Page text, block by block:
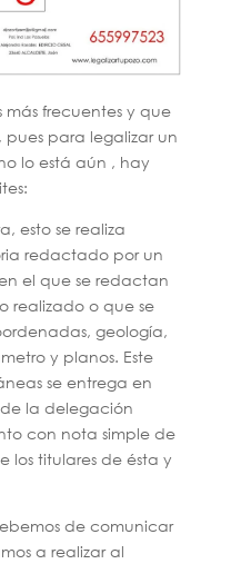
más frecuentes y que
pues para legalizar un
lo está aún , hay
esto se realiza
redactado por un
el que se redactan
realizado o que se
geología,
y planos. Este
se entrega en
de la delegación
con nota simple de
los titulares de ésta y
de comunicar
a realizar al